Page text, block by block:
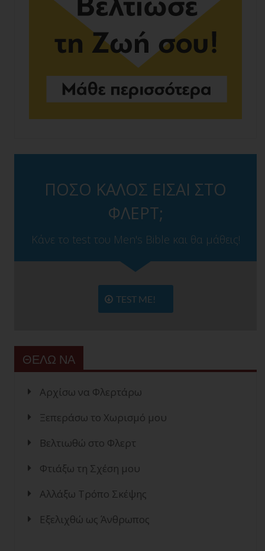
ΠΟΣΟ ΚΑΛΟΣ ΕΙΣΑΙ ΣΤΟ
ΦΛΕΡΤ;
Κάνε το test του Men's Bible και θα μάθεις!
TEST ME!
ΘΕΛΩ ΝΑ
Αρχίσω να Φλερτάρω
Ξεπεράσω το Χωρισμό μου
Βελτιωθώ στο Φλερτ
Φτιάξω τη Σχέση μου
Αλλάξω Τρόπο Σκέψης
Εξελιχθώ ως Άνθρωπος